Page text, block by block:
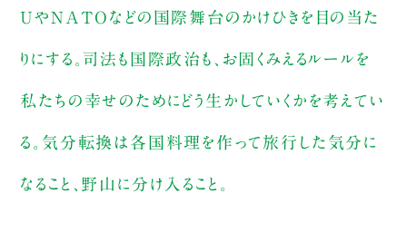
UやNATOなどの国際舞台のかけひきを目の当た
りにする。司法も国際政治も、お固くみえるルールを
私たちの幸せのためにどう生かしていくかを考えてい
る。気分転換は各国料理を作って旅行した気分に
なること、野山に分け入ること。